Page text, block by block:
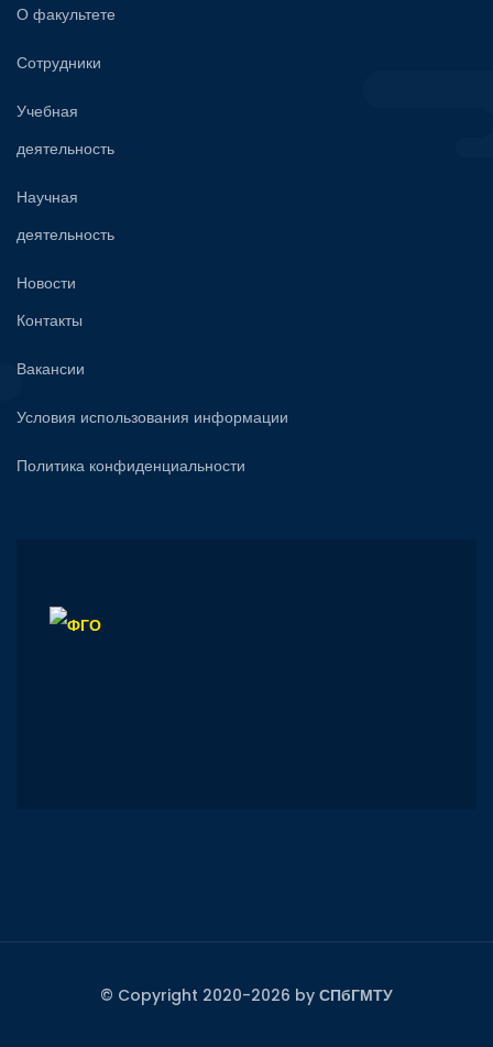
О факультете
Сотрудники
Учебная
деятельность
Научная
деятельность
Новости
Контакты
Вакансии
Условия использования информации
Политика конфиденциальности
© Copyright 2020-2026 by СПбГМТУ